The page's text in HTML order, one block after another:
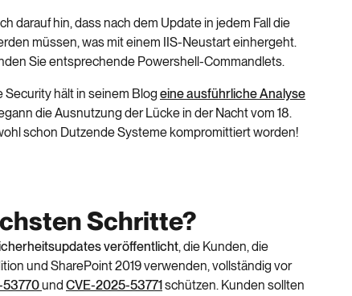
darauf hin, dass nach dem Update in jedem Fall die
müssen, was mit einem IIS-Neustart einhergeht.
Sie entsprechende Powershell-Commandlets.
hält in seinem Blog eine ausführliche Analyse
die Ausnutzung der Lücke in der Nacht vom 18.
schon Dutzende Systeme kompromittiert worden!
Schritte?
veröffentlicht, die Kunden, die
und SharePoint 2019 verwenden, vollständig vor
53770und CVE-2025-53771schützen. Kunden sollten